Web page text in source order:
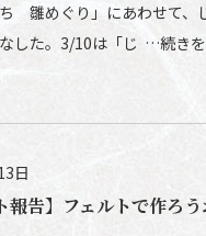
ち 雛めぐり」にあわせて
した。3/10は「じ …続き
日
報告】フェルトで作ろ